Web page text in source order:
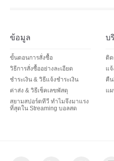
ข้อมูล
ขั้นตอนการสั่งซื้อ
วิธีการสั่งซื้ออย่างละเอียด
ชำระเงิน & วิธีแจ้งชำระเงิน
ค่าส่ง & วิธีเช็คเลขพัสดุ
สยามสปอร์ตทีวี ทำไมจึงมาแรง
ที่สุดใน Streaming บอลสด
บ
ติด
แจ้
คื
แผ